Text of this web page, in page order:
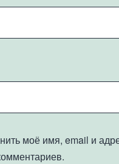
моё имя, email и